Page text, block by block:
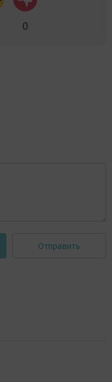
0
Отправить